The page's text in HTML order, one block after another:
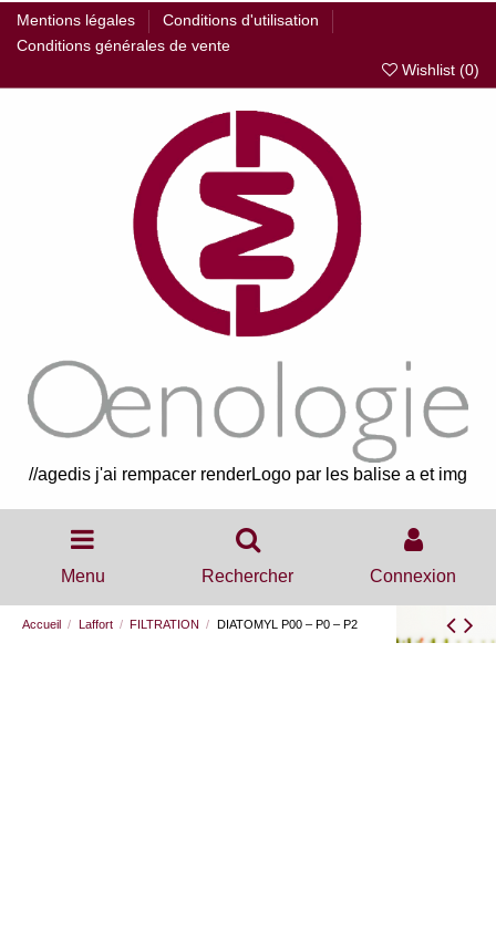
Mentions légales
Conditions d'utilisation
Conditions générales de vente
Wishlist (0)
//agedis j'ai rempacer renderLogo par les balise a et img
Menu Rechercher Connexion
Accueil Laffort FILTRATION DIATOMYL P00 – P0 – P2